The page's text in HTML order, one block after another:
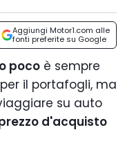
Aggiungi Motor1.com alle
fonti preferite su Google
poco è sempre
il portafogli, ma
su auto
d'acquisto